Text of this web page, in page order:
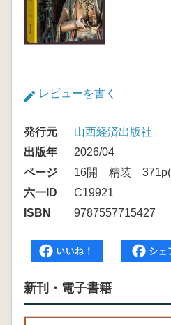
レビューを書く
発行元
山西経済出版社
出版年
2026/04
ページ
16開 精装 371p(
六一ID
C19921
ISBN
9787557715427
新刊・電子書籍